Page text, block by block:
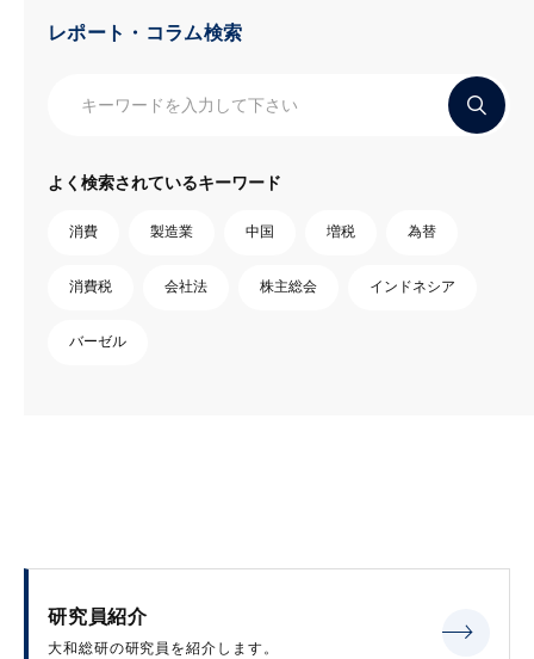
レポート・コラム検索
よく検索されているキーワード
消費 製造業 中国 増税 為替
消費税 会社法 株主総会 インドネシア
バーゼル
研究員紹介
大和総研の研究員を紹介します。